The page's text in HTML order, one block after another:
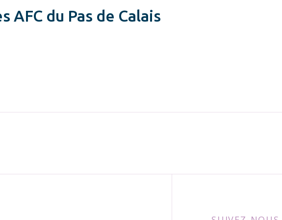
AFC du Pas de Calais